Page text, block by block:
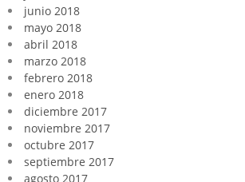
junio 2018
mayo 2018
abril 2018
marzo 2018
febrero 2018
enero 2018
diciembre 2017
noviembre 2017
octubre 2017
septiembre 2017
agosto 2017